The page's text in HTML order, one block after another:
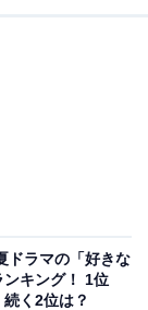
、酒井美紀さ
します。
の同意なく結
舞台。これ
倫サスペンス
倫」「教師と
上げられ、ド
ドラマの「好きな
ンキング！ 1位
続く2位は？